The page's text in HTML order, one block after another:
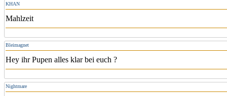
KHAN
Mahlzeit
Bleimagnet
Hey ihr Pupen alles klar bei euch ?
Nightmare